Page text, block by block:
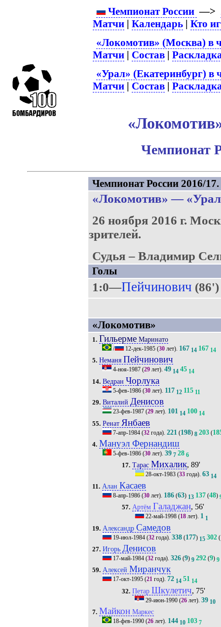
Чемпионат России —>
Матчи |Календарь |Кто
«Локомотив» (Москва) в
Матчи | Состав |
«Урал» (Екатеринбург) в
Матчи | Состав |
Чемпионат
Чемпионат России 2016/
«Локомотив» —
26 ноября 2016 г.
зрителей.
Судья – Владимир
Голы
1:0—Пейчинович
«Локомотив»
1. ГильермеМаринато
/ 12-дек-1985(30лет). 167 14 167 14
5. Неманя Пейчинович
4-ноя-1987(29лет). 49 14 45 14
14. Ведран Чорлука
5-фев-1986(30лет). 117 12 115 11
29. Виталий Денисов
23-фев-1987(29лет). 101 14 100 14
55. Ренат Янбаев
7-апр-1984(32года). 221 (198) 8 203(
4. Мануэл Фернандиш
5-фев-1986(30лет). 39 7 28 6
17. Тарас Михалик, 89'
28-окт-1983 (33 года).63 14
11. Алан Касаев
8-апр-1986(30лет). 186(63) 13 137(48)
57. Артём Галаджан, 56'
22-май-1998 (18 лет). 1 1
19. Александр Самедов
19-июл-1984(32года). 338(177) 15 302(
27. Игорь Денисов
17-май-1984(32года). 326(9) 9 292(9) 9
59. Алексей Миранчук
17-окт-1995(21год). 72 14 51 14
32. Петар Шкулетич, 75'
29-июн-1990 (26 лет).39 10
7. МайконМаркес
18-фев-1990(26лет). 144 10 103 7